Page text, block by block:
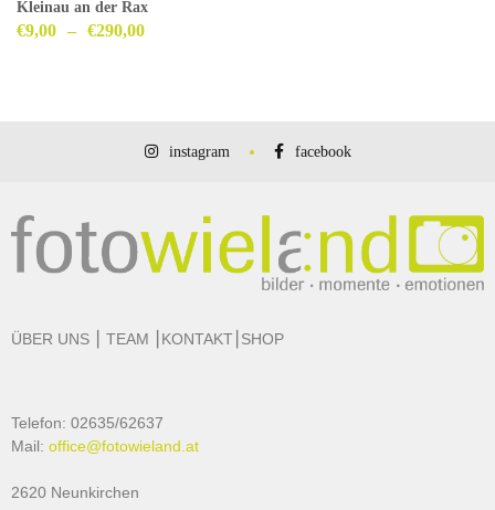
Kleinau an der Rax
€9,00 – €290,00
instagram facebook
ÜBER UNS TEAM KONTAKT SHOP
Telefon: 02635/62637
Mail: office@fotowieland.at
2620 Neunkirchen